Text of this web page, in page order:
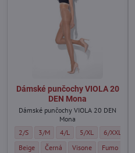
Dámské punčochy VIOLA 20
DEN Mona
Dámské punčochy VIOLA 20 DEN
Mona
Dámské punčochy VIOLA 20 DEN
2/S Dámské punčochy VIOLA 20
3/M Dámské punčochy
4/L Dámské
5/XL Dámské
6/XXL
Dámské punčochy VIOLA 20 DEN Mona
Beige Dámské punčochy VIOLA 20
Černá Dámské punčochy
Visone Dámské
Fumo